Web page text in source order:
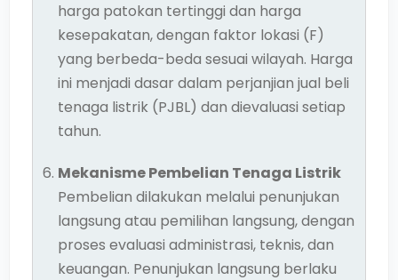
harga patokan tertinggi dan harga
kesepakatan, dengan faktor lokasi (F)
yang berbeda-beda sesuai wilayah. Harga
ini menjadi dasar dalam perjanjian jual beli
tenaga listrik (PJBL) dan dievaluasi setiap
tahun.
Mekanisme Pembelian Tenaga Listrik
Pembelian dilakukan melalui penunjukan
langsung atau pemilihan langsung, dengan
proses evaluasi administrasi, teknis, dan
keuangan. Penunjukan langsung berlaku